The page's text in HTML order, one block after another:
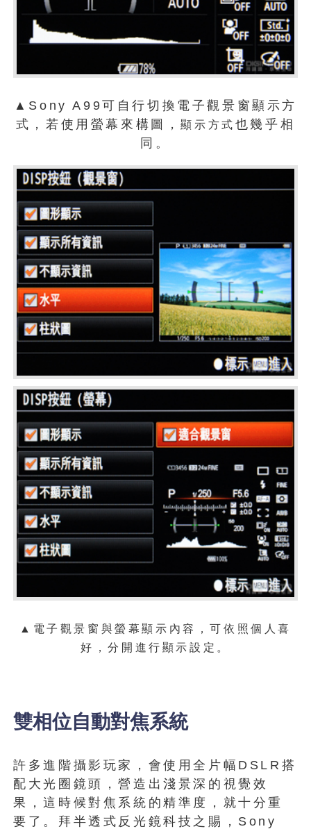
▲Sony A99可自行切換電子觀景窗顯示方
式，若使用螢幕來構圖，顯示方式 也幾乎相
同。
▲ 電子觀景窗與螢幕顯示內容，可依照個人喜
好，分開進行顯示設定。
雙相位自動對焦系統
許多進階攝影玩家，會使用全片幅DSLR搭
配大光圈鏡頭，營造出淺景深的視覺效
果，這時候對焦系統的精準度，就十分重
要了。拜半透式反光鏡科技之賜，Sony